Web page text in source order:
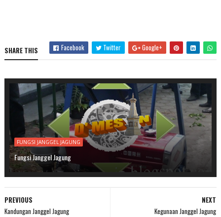
SHARE THIS Facebook Twitter Google+
FUNGSI JANGGEL JAGUNG
Fungsi Janggel Jagung
NEXT
Kegunaan Janggel Jagung
PREVIOUS
Kandungan Janggel Jagung